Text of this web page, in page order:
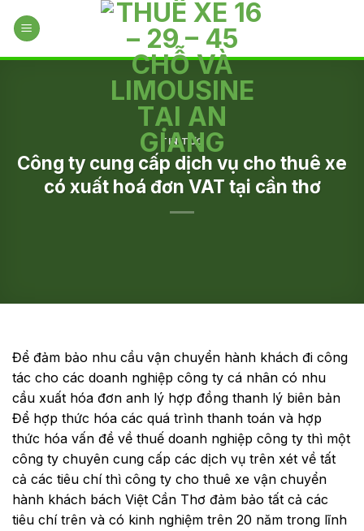
TIN TỨC
Công ty cung cấp dịch vụ cho thuê xe
có xuất hoá đơn VAT tại cần thơ
Để đảm bảo nhu cầu vận chuyển hành khách đi công
tác cho các doanh nghiệp công ty cá nhân có nhu
cầu xuất hóa đơn anh lý hợp đồng thanh lý biên bản
Để hợp thức hóa các quá trình thanh toán và hợp
thức hóa vấn đề về thuế doanh nghiệp công ty thì một
công ty chuyên cung cấp các dịch vụ trên xét về tất
cả các tiêu chí thì công ty cho thuê xe vận chuyển
hành khách bách Việt Cần Thơ đảm bảo tất cả các
tiêu chí trên và có kinh nghiệm trên 20 năm trong lĩnh